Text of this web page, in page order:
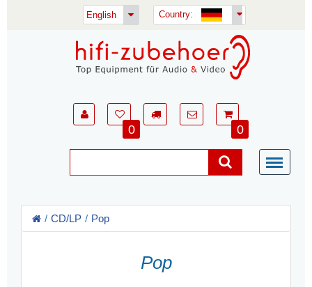
English Country:
0 0
CD/LP Pop
Pop